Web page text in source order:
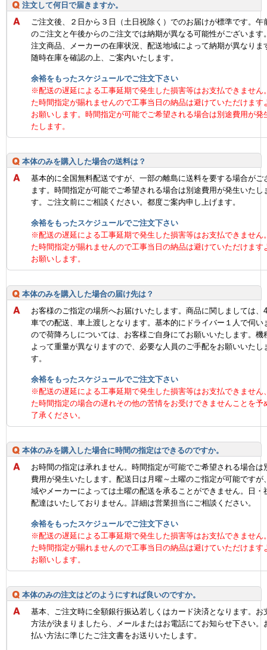
注文して何日で届きますか。
ご注文後、２日から３日（土日祝除く）でのお届けが標準です。午
のご注文と午後からのご注文では納期が異なる可能性がございます
注文商品、メーカーの在庫状況、配送地域によって納期が異なりま
随時在庫を確認の上、ご案内いたします。
余裕をもったスケジュールでご注文下さい
※配送の遅延による工事延期で発生した損害等はお支払できません
た時間指定が賜れませんので工事当日の納品は避けていただけます
お願いします。時間指定が可能でご希望される場合は別途費用が発
たします。
本体のみを購入した場合の送料は？
基本的に全国無料配送ですが、一部の離島に送料を要する場合がご
ます。時間指定が可能でご希望される場合は別途費用が発生いたし
す。ご注文前にご相談ください。都度ご案内申し上げます。
余裕をもったスケジュールでご注文下さい
※配送の遅延による工事延期で発生した損害等はお支払できません
た時間指定が賜れませんので工事当日の納品は避けていただけます
お願いします。
本体のみを購入した場合の届け先は？
お客様のご指定の場所へお届けいたします。商品に関しましては、
車での配送、車上渡しとなります。基本的にドライバー１人で伺い
ので荷降ろしについては、お客様ご自身にてお願いいたします。機
よって重量が異なりますので、必要な人員のご手配をお願いいたし
す。
余裕をもったスケジュールでご注文下さい
※配送の遅延による工事延期で発生した損害等はお支払できません
た時間指定の場合の遅れその他の苦情をお受けできませんことを予
了承ください。
本体のみを購入した場合に時間の指定はできるのですか。
お時間の指定は承れません。時間指定が可能でご希望される場合は
費用が発生いたします。配送日は月曜～土曜のご指定が可能ですが
域やメーカーによっては土曜の配送を承ることができません。日・
配達はいたしておりません。詳細は営業担当にご相談ください。
余裕をもったスケジュールでご注文下さい
※配送の遅延による工事延期で発生した損害等はお支払できません
た時間指定が賜れませんので工事当日の納品は避けていただけます
お願いします。
本体のみの注文はどのようにすれば良いのですか。
基本、ご注文時に全額銀行振込若しくはカード決済となります。お
方法が決まりましたら、メールまたはお電話にてお知らせ下さい。
払い方法に準じたご注文書をお送りいたします。